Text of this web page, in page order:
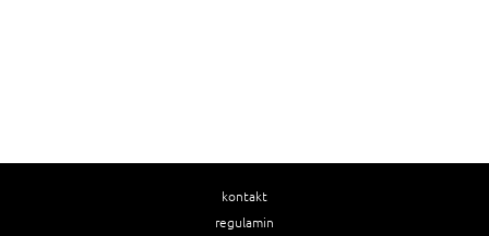
kontakt
regulamin